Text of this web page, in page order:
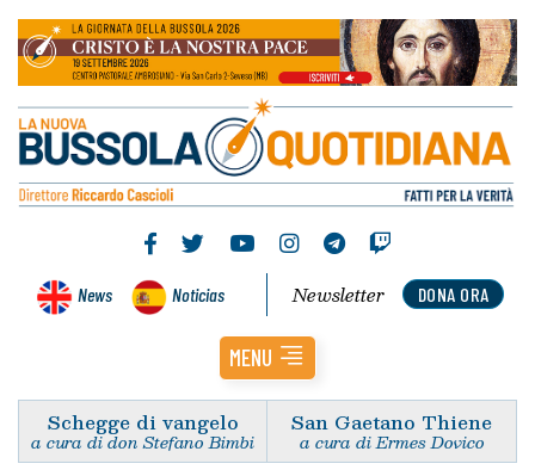
News Noticias DONA ORA
Newsletter
MENU
Schegge di vangelo
a cura di don Stefano Bimbi
San Gaetano Thiene
a cura di Ermes Dovico